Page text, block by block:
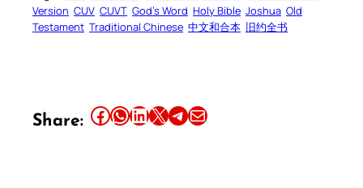
Version CUV CUVT God’s Word Holy Bible Joshua Old
Testament Traditional Chinese 中文和合本 旧约全书
Share: Share this article on Facebook Share this article on WhatsApp Share this article on LinkedIn Share this article on X Share this article on TelegramEmail this Article